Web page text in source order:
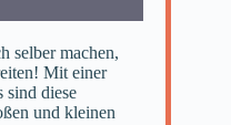
selber machen,
Mit einer
sind diese
und kleinen